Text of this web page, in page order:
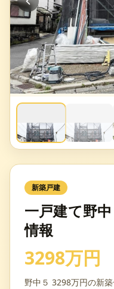
新築戸建
一戸建て野
情報
3298万円
野中５ 3298万円の新